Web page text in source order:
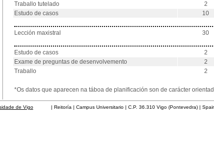
Traballo tutelado
2
Estudo de casos
10
Lección maxistral 30
Estudo de casos 2
Exame de preguntas de desenvolvemento
2
Traballo
2
*Os datos que aparecen na táboa de planificación son de carácter
de Vigo| Reitoría | Campus Universitario | C.P. 36.310 Vigo (Pontevedra) |